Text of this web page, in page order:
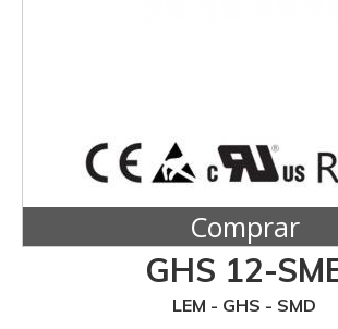
Comprar
GHS 12-
LEM - GHS - SMD